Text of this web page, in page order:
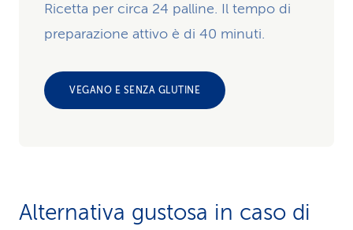
Ricetta per circa 24 palline. Il tempo di
preparazione attivo è di 40 minuti.
VEGANO E SENZA GLUTINE
Alternativa gustosa in caso di